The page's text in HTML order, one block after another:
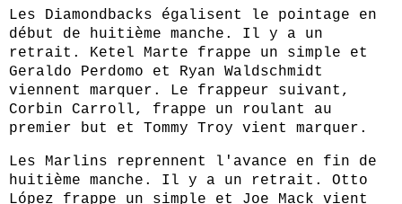
Les Diamondbacks égalisent le pointage en
début de huitième manche. Il y a un
retrait. Ketel Marte frappe un simple et
Geraldo Perdomo et Ryan Waldschmidt
viennent marquer. Le frappeur suivant,
Corbin Carroll, frappe un roulant au
premier but et Tommy Troy vient marquer.
Les Marlins reprennent l'avance en fin de
huitième manche. Il y a un retrait. Otto
López frappe un simple et Joe Mack vient